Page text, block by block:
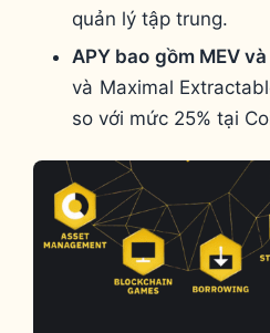
quản lý tập trung.
APY bao gồm MEV
và Maximal
so với mức 25% tại